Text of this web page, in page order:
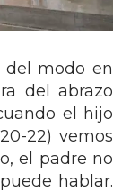
del modo en
del abrazo
el hijo
22) vemos
el padre no
hablar.